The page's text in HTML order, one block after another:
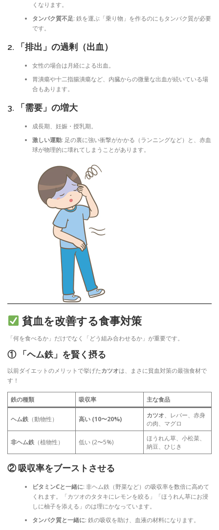
くなります。
タンパク質不足: 鉄を運ぶ「乗り物」を作るのにもタンパク質が必要
です。
2. 「排出」の過剰（出血）
女性の場合は月経による出血。
胃潰瘍や十二指腸潰瘍など、内臓からの微量な出血が続いている場
合もあります。
3. 「需要」の増大
成長期、妊娠・授乳期。
激しい運動: 足の裏に強い衝撃がかかる（ランニングなど）と、赤血
球が物理的に壊れてしまうことがあります。
貧血を改善する食事対策
「何を食べるか」だけでなく「どう組み合わせるか」が重要です。
① 「ヘム鉄」を賢く摂る
以前ダイエットのメリットで挙げたカツオは、まさに貧血対策の最強食材で
す！
鉄の種類 吸収率 主な食品
ヘム鉄 （動物性） 高い (10〜20%) カツオ、レバー、赤身
の肉、マグロ
非ヘム鉄 （植物性） 低い (2〜5%)
ほうれん草、小松菜、
納豆、ひじき
② 吸収率をブーストさせる
ビタミンCと一緒に: 非ヘム鉄（野菜など）の吸収率を数倍に高めて
くれます。「カツオのタタキにレモンを絞る」「ほうれん草にお浸
しに柚子を添える」のは理にかなっています。
タンパク質と一緒に: 鉄の吸収を助け、血液の材料になります。